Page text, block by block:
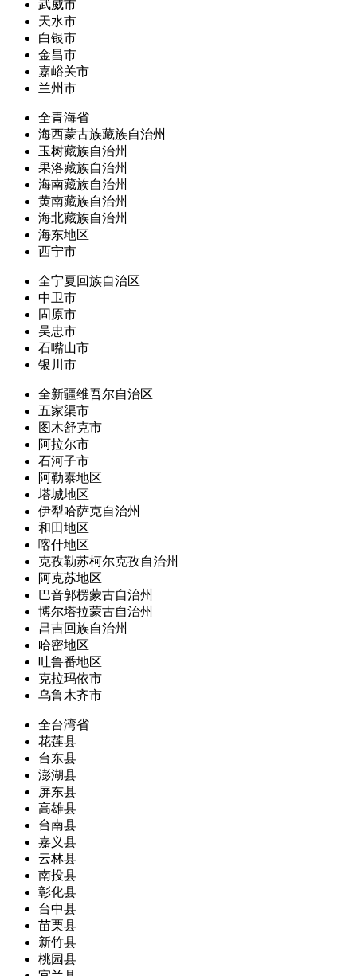
武威市
天水市
白银市
金昌市
嘉峪关市
兰州市
全青海省
海西蒙古族藏族自治州
玉树藏族自治州
果洛藏族自治州
海南藏族自治州
黄南藏族自治州
海北藏族自治州
海东地区
西宁市
全宁夏回族自治区
中卫市
固原市
吴忠市
石嘴山市
银川市
全新疆维吾尔自治区
五家渠市
图木舒克市
阿拉尔市
石河子市
阿勒泰地区
塔城地区
伊犁哈萨克自治州
和田地区
喀什地区
克孜勒苏柯尔克孜自治州
阿克苏地区
巴音郭楞蒙古自治州
博尔塔拉蒙古自治州
昌吉回族自治州
哈密地区
吐鲁番地区
克拉玛依市
乌鲁木齐市
全台湾省
花莲县
台东县
澎湖县
屏东县
高雄县
台南县
嘉义县
云林县
南投县
彰化县
台中县
苗栗县
新竹县
桃园县